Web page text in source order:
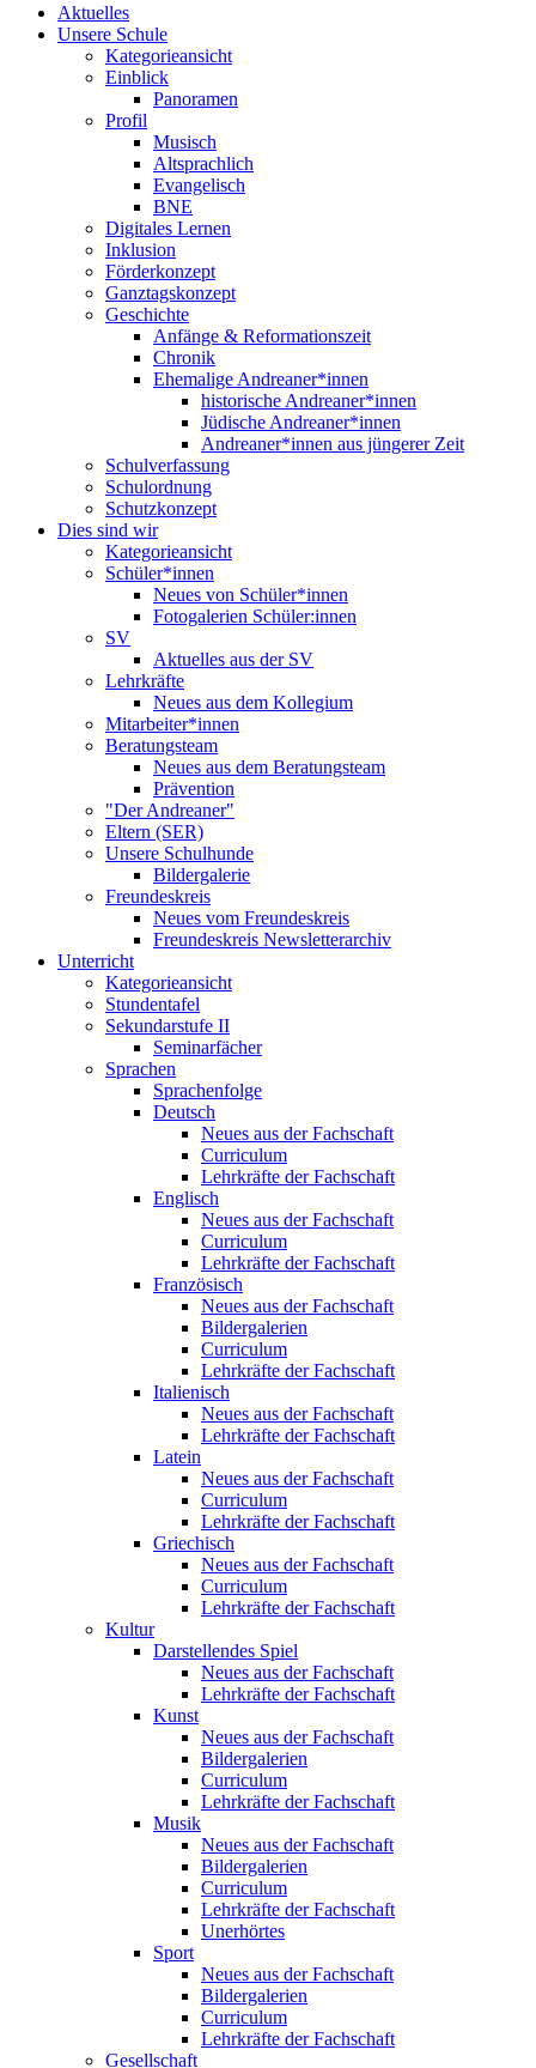
Aktuelles
Unsere Schule
Kategorieansicht
Einblick
Panoramen
Profil
Musisch
Altsprachlich
Evangelisch
BNE
Digitales Lernen
Inklusion
Förderkonzept
Ganztagskonzept
Geschichte
Anfänge & Reformationszeit
Chronik
Ehemalige Andreaner*innen
historische Andreaner*innen
Jüdische Andreaner*innen
Andreaner*innen aus jüngerer Zeit
Schulverfassung
Schulordnung
Schutzkonzept
Dies sind wir
Kategorieansicht
Schüler*innen
Neues von Schüler*innen
Fotogalerien Schüler:innen
SV
Aktuelles aus der SV
Lehrkräfte
Neues aus dem Kollegium
Mitarbeiter*innen
Beratungsteam
Neues aus dem Beratungsteam
Prävention
"Der Andreaner"
Eltern (SER)
Unsere Schulhunde
Bildergalerie
Freundeskreis
Neues vom Freundeskreis
Freundeskreis Newsletterarchiv
Unterricht
Kategorieansicht
Stundentafel
Sekundarstufe II
Seminarfächer
Sprachen
Sprachenfolge
Deutsch
Neues aus der Fachschaft
Curriculum
Lehrkräfte der Fachschaft
Englisch
Neues aus der Fachschaft
Curriculum
Lehrkräfte der Fachschaft
Französisch
Neues aus der Fachschaft
Bildergalerien
Curriculum
Lehrkräfte der Fachschaft
Italienisch
Neues aus der Fachschaft
Lehrkräfte der Fachschaft
Latein
Neues aus der Fachschaft
Curriculum
Lehrkräfte der Fachschaft
Griechisch
Neues aus der Fachschaft
Curriculum
Lehrkräfte der Fachschaft
Kultur
Darstellendes Spiel
Neues aus der Fachschaft
Lehrkräfte der Fachschaft
Kunst
Neues aus der Fachschaft
Bildergalerien
Curriculum
Lehrkräfte der Fachschaft
Musik
Neues aus der Fachschaft
Bildergalerien
Curriculum
Lehrkräfte der Fachschaft
Unerhörtes
Sport
Neues aus der Fachschaft
Bildergalerien
Curriculum
Lehrkräfte der Fachschaft
Gesellschaft